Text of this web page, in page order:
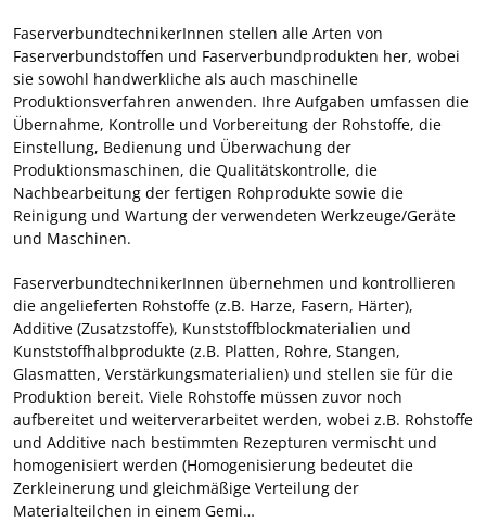
FaserverbundtechnikerInnen stellen alle Arten von
Faserverbundstoffen und Faserverbundprodukten her, wobei
sie sowohl handwerkliche als auch maschinelle
Produktionsverfahren anwenden. Ihre Aufgaben umfassen die
Übernahme, Kontrolle und Vorbereitung der Rohstoffe, die
Einstellung, Bedienung und Überwachung der
Produktionsmaschinen, die Qualitätskontrolle, die
Nachbearbeitung der fertigen Rohprodukte sowie die
Reinigung und Wartung der verwendeten Werkzeuge/Geräte
und Maschinen.
FaserverbundtechnikerInnen übernehmen und kontrollieren
die angelieferten Rohstoffe (z.B. Harze, Fasern, Härter),
Additive (Zusatzstoffe), Kunststoffblockmaterialien und
Kunststoffhalbprodukte (z.B. Platten, Rohre, Stangen,
Glasmatten, Verstärkungsmaterialien) und stellen sie für die
Produktion bereit. Viele Rohstoffe müssen zuvor noch
aufbereitet und weiterverarbeitet werden, wobei z.B. Rohstoffe
und Additive nach bestimmten Rezepturen vermischt und
homogenisiert werden (Homogenisierung bedeutet die
Zerkleinerung und gleichmäßige Verteilung der
Materialteilchen in einem Gemi…